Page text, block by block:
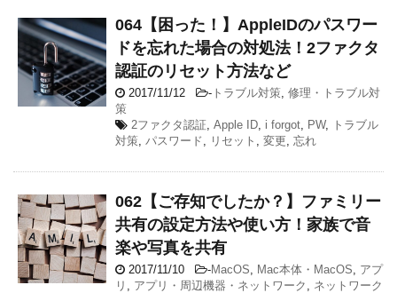
064【困った！】AppleIDのパスワー
ドを忘れた場合の対処法！2ファクタ
認証のリセット方法など
2017/11/12 - トラブル対策, 修理・トラブル対
策
2ファクタ認証, Apple ID, i forgot, PW,
トラブル
対策, パスワード, リセット , 変更, 忘れ
062【ご存知でしたか？】ファミリー
共有の設定方法や使い方！家族で音
楽や写真を共有
2017/11/10 -MacOS, Mac本体・MacOS, アプ
リ , アプリ・周辺機器・ネットワーク , ネットワーク